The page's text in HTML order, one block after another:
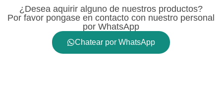
¿Desea aquirir alguno de nuestros productos?
Por favor pongase en contacto con nuestro personal
por WhatsApp
Chatear por WhatsApp